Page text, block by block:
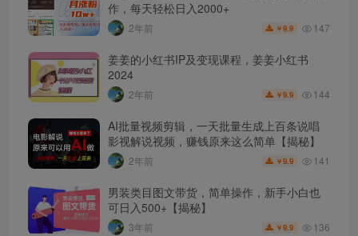
作，每天轻松日入2000+
2年前 ￥9.9 147
姜姜的小红书IP及变现课程，姜姜小红书
2024
2年前 ￥9.9 144
AI批量视频剪辑，一天批量生成上百条说唱
影视解说视频，赚钱原来这么简单【揭秘】
2年前 ￥9.9 141
男装类目图文带货，简单操作，新手小白也
可日入500+【揭秘】
3年前 ￥9.9 136